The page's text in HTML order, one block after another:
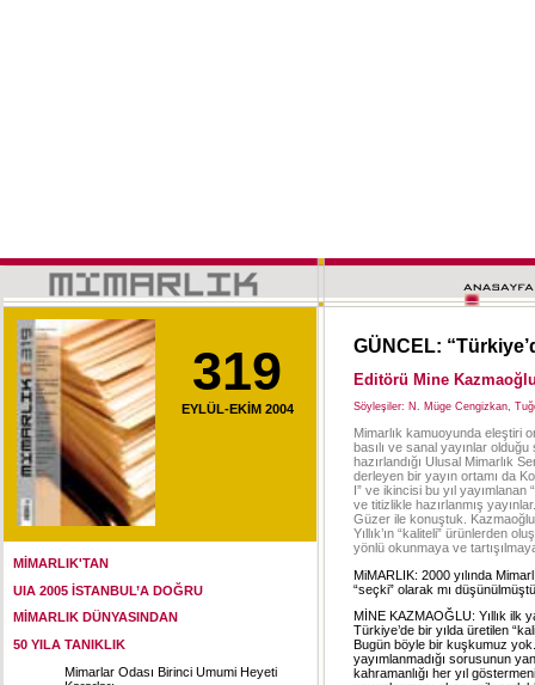
319
EYLÜL-EKİM 2004
MİMARLIK'TAN
UIA 2005 İSTANBUL’A DOĞRU
MİMARLIK DÜNYASINDAN
50 YILA TANIKLIK
Mimarlar Odası Birinci Umumi Heyeti
GÜNCEL:
Editörü Mine
Söyleşiler: N. Müge Cengizkan,
Mimarlık kamuoyunda eleştiri
basılı ve sanal yayınlar
hazırlandığı Ulusal Mimarlık
derleyen bir yayın ortamı da
I” ve ikincisi bu yıl yayımlanan
ve titizlikle hazırlanmış
Güzer ile konuştuk.
Yıllık’ın “kaliteli” ürünlerden
yönlü okunmaya ve
MiMARLIK: 2000 yılında
“seçki” olarak mı
MİNE KAZMAOĞLU: Yıllık ilk
Türkiye’de bir yılda üretilen
Bugün böyle bir kuşkumuz yok.
yayımlanmadığı sorusunun
kahramanlığı her yıl